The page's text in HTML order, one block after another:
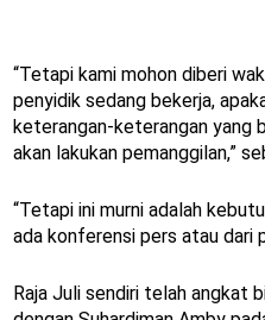
“Tetapi kami mohon diberi
penyidik sedang bekerja,
keterangan-keterangan yang
akan lakukan pemanggilan,”
“Tetapi ini murni adalah
ada konferensi pers atau dari
Raja Juli sendiri telah angkat